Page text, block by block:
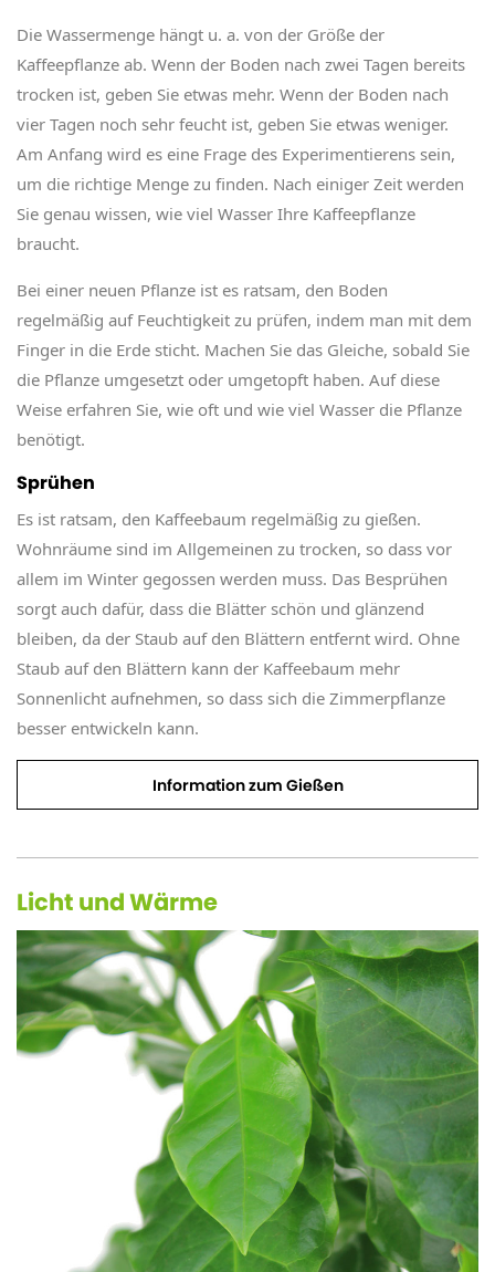
Die Wassermenge hängt u. a. von der Größe der
Kaffeepflanze ab. Wenn der Boden nach zwei Tagen bereits
trocken ist, geben Sie etwas mehr. Wenn der Boden nach
vier Tagen noch sehr feucht ist, geben Sie etwas weniger.
Am Anfang wird es eine Frage des Experimentierens sein,
um die richtige Menge zu finden. Nach einiger Zeit werden
Sie genau wissen, wie viel Wasser Ihre Kaffeepflanze
braucht.
Bei einer neuen Pflanze ist es ratsam, den Boden
regelmäßig auf Feuchtigkeit zu prüfen, indem man mit dem
Finger in die Erde sticht. Machen Sie das Gleiche, sobald Sie
die Pflanze umgesetzt oder umgetopft haben. Auf diese
Weise erfahren Sie, wie oft und wie viel Wasser die Pflanze
benötigt.
Sprühen
Es ist ratsam, den Kaffeebaum regelmäßig zu gießen.
Wohnräume sind im Allgemeinen zu trocken, so dass vor
allem im Winter gegossen werden muss. Das Besprühen
sorgt auch dafür, dass die Blätter schön und glänzend
bleiben, da der Staub auf den Blättern entfernt wird. Ohne
Staub auf den Blättern kann der Kaffeebaum mehr
Sonnenlicht aufnehmen, so dass sich die Zimmerpflanze
besser entwickeln kann.
Information zum Gießen
Licht und Wärme